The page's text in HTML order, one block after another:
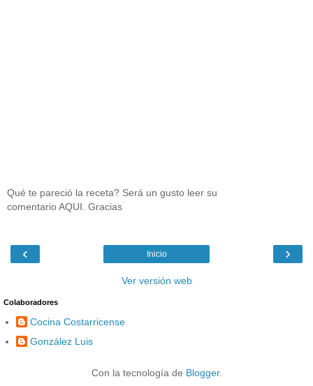
Qué te pareció la receta? Será un gusto leer su
comentario AQUI. Gracias
‹ ›
Inicio
Ver versión web
Colaboradores
Cocina Costarricense
González Luis
Con la tecnología de Blogger.